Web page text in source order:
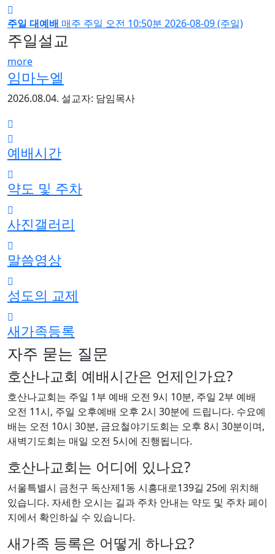
주일 대예배 매주 주일 오전 10:50분 2026-08-09 (주일)
주일설교
more
임마누엘
2026.08.04. 설교자: 담임목사
예배시간
약도 및 주차
사진갤러리
말씀영상
성도의 교제
새가족등록
자주 묻는 질문
호산나교회 예배시간은 언제인가요?
호산나교회는 주일 1부 예배 오전 9시 10분, 주일 2부 예배
오전 11시, 주일 오후예배 오후 2시 30분에 드립니다. 수요예
배는 오전 10시 30분, 금요철야기도회는 오후 8시 30분이며,
새벽기도회는 매일 오전 5시에 진행됩니다.
호산나교회는 어디에 있나요?
서울특별시 금천구 독산제1동 시흥대로139길 25에 위치해
있습니다. 자세한 오시는 길과 주차 안내는 약도 및 주차 페이
지에서 확인하실 수 있습니다.
새가족 등록은 어떻게 하나요?